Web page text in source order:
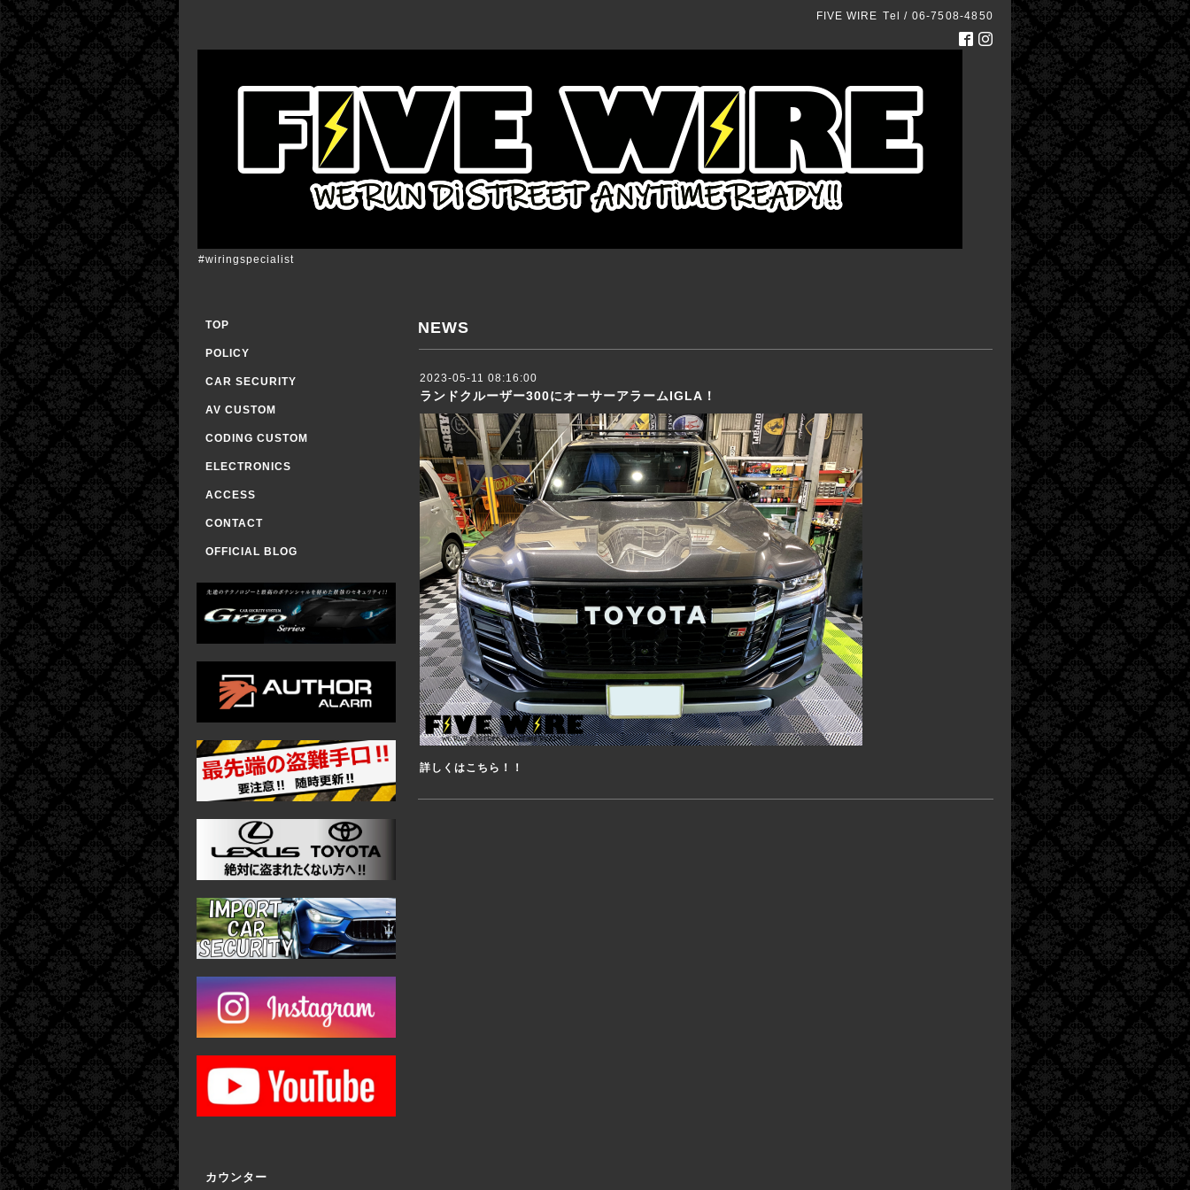
FIVE WIRE Tel / 06-7508-4850
#wiringspecialist
NEWS
2023-05-11 08:16:00
ランドクルーザー300にオーサーアラームIGLA！
詳しくはこちら！！
TOP
POLICY
CAR SECURITY
AV CUSTOM
CODING CUSTOM
ELECTRONICS
ACCESS
CONTACT
OFFICIAL BLOG
カウンター